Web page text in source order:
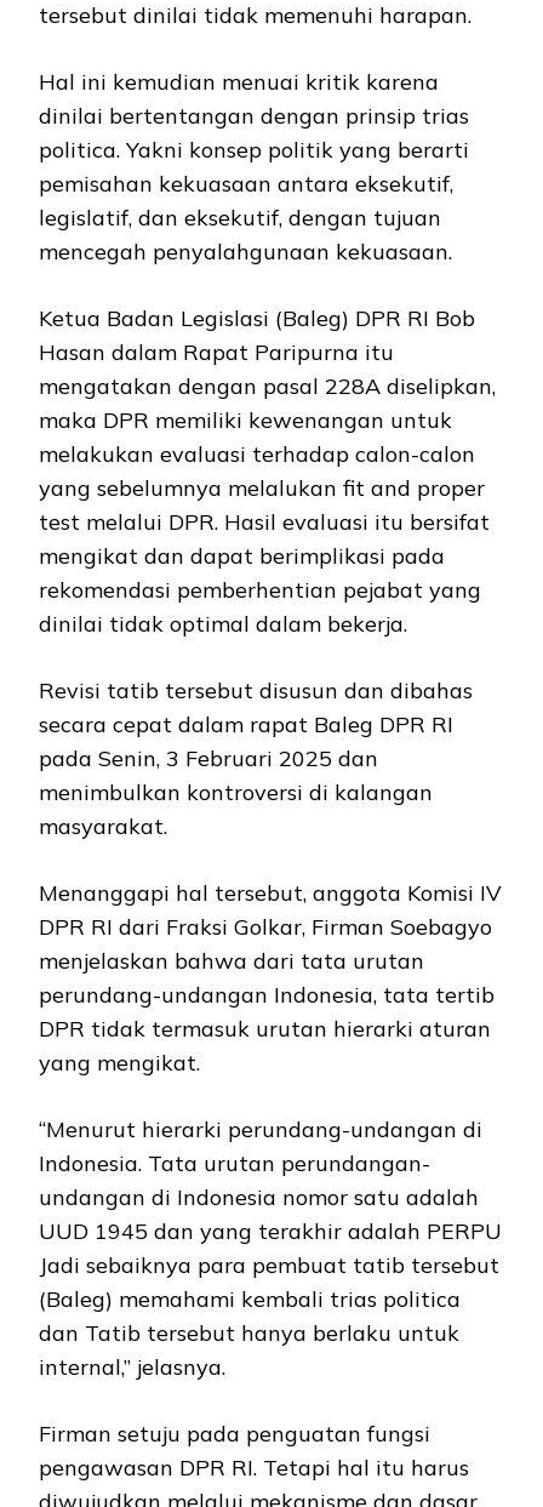
tersebut dinilai tidak memenuhi harapan.
Hal ini kemudian menuai kritik karena
dinilai bertentangan dengan prinsip trias
politica. Yakni konsep politik yang berarti
pemisahan kekuasaan antara eksekutif,
legislatif, dan eksekutif, dengan tujuan
mencegah penyalahgunaan kekuasaan.
Ketua Badan Legislasi (Baleg) DPR RI Bob
Hasan dalam Rapat Paripurna itu
mengatakan dengan pasal 228A diselipkan,
maka DPR memiliki kewenangan untuk
melakukan evaluasi terhadap calon-calon
yang sebelumnya melalukan fit and proper
test melalui DPR. Hasil evaluasi itu bersifat
mengikat dan dapat berimplikasi pada
rekomendasi pemberhentian pejabat yang
dinilai tidak optimal dalam bekerja.
Revisi tatib tersebut disusun dan dibahas
secara cepat dalam rapat Baleg DPR RI
pada Senin, 3 Februari 2025 dan
menimbulkan kontroversi di kalangan
masyarakat.
Menanggapi hal tersebut, anggota Komisi IV
DPR RI dari Fraksi Golkar, Firman Soebagyo
menjelaskan bahwa dari tata urutan
perundang-undangan Indonesia, tata tertib
DPR tidak termasuk urutan hierarki aturan
yang mengikat.
“Menurut hierarki perundang-undangan di
Indonesia. Tata urutan perundangan-
undangan di Indonesia nomor satu adalah
UUD 1945 dan yang terakhir adalah PERPU
Jadi sebaiknya para pembuat tatib tersebut
(Baleg) memahami kembali trias politica
dan Tatib tersebut hanya berlaku untuk
internal,” jelasnya.
Firman setuju pada penguatan fungsi
pengawasan DPR RI. Tetapi hal itu harus